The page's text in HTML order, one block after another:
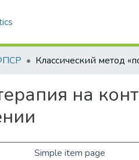
на
Simple item page